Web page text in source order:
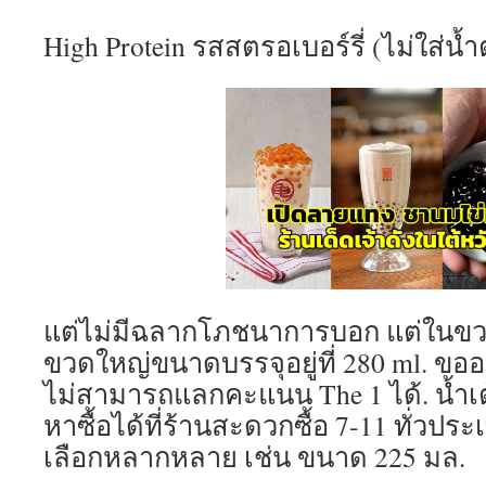
High Protein รสสตรอเบอร์รี่ (ไม่ใส่น้
แต่ไม่มีฉลากโภชนาการบอก แต่ใน
ขวดใหญ่ขนาดบรรจุอยู่ที่ 280 ml. ขอ
ไม่สามารถแลกคะแนน The 1 ได้. น้ำ
หาซื้อได้ที่ร้านสะดวกซื้อ 7-11 ทั่วปร
เลือกหลากหลาย เช่น ขนาด 225 มล.